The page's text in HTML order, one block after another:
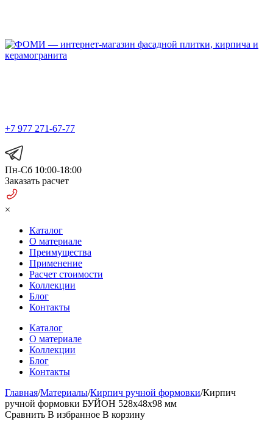
+7 977 271-67-77
Пн-Сб 10:00-18:00
Заказать расчет
×
Каталог
О материале
Преимущества
Применение
Расчет стоимости
Коллекции
Блог
Контакты
Каталог
О материале
Коллекции
Блог
Контакты
Главная/Материалы/Кирпич ручной формовки/Кирпич
ручной формовки БУЙОН 528х48х98 мм
Сравнить В избранное В корзину